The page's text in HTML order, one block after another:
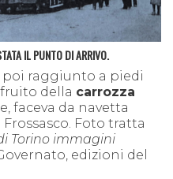
IL PUNTO DI ARRIVO.
raggiunto a piedi
della carrozza
faceva da navetta
Foto tratta
Torino immagini
edizioni del